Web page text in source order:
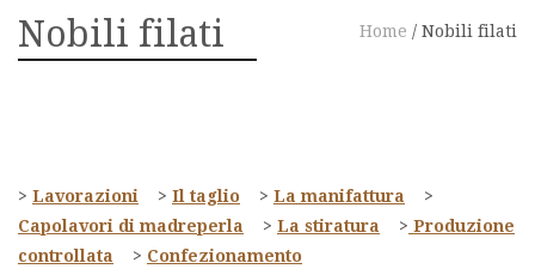
Nobili filati Home / Nobili filati
> Lavorazioni > Il taglio > La manifattura
>
Capolavori di madreperla > La stiratura > Produzione
controllata
> Confezionamento